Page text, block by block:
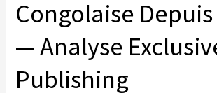
Congolaise Depuis
— Analyse
Publishing